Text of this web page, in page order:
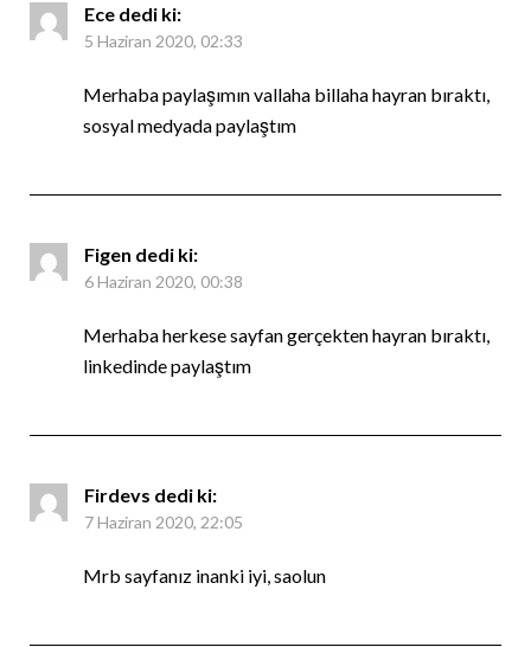
Ece dedi ki:
5 Haziran 2020, 02:33
Merhaba paylaşımın vallaha billaha hayran bıraktı,
sosyal medyada paylaştım
Figen dedi ki:
6 Haziran 2020, 00:38
Merhaba herkese sayfan gerçekten hayran bıraktı,
linkedinde paylaştım
Firdevs dedi ki:
7 Haziran 2020, 22:05
Mrb sayfanız inanki iyi, saolun